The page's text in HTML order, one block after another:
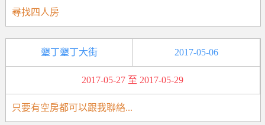
尋找四人房
墾丁墾丁大街 2017-05-06
2017-05-27 至 2017-05-29
只要有空房都可以跟我聯絡...